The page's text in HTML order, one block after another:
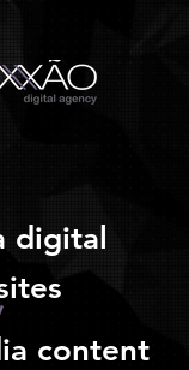
digital
content